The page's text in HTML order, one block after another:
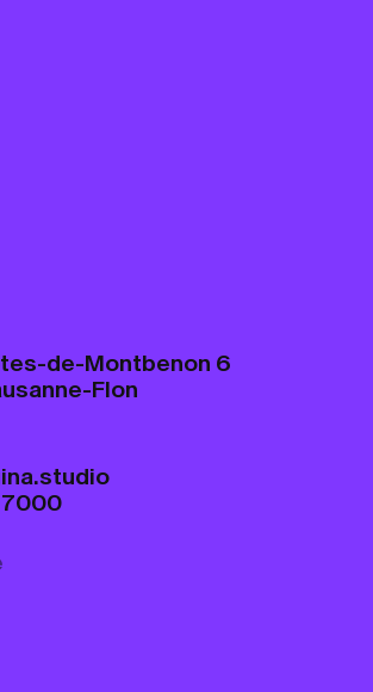
de-Montbenon 6
Flon
7000